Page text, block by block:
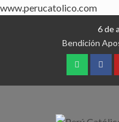
www.perucatolico.com
6 de
Bendición
WhatsApp